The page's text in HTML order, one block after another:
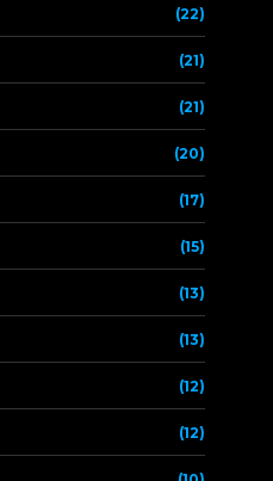
(22)
(21)
(21)
(20)
(17)
(15)
(13)
(13)
(12)
(12)